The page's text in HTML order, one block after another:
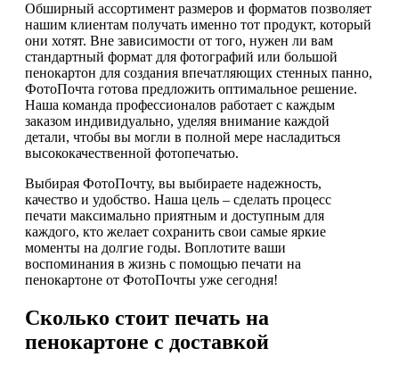
Обширный ассортимент размеров и форматов позволяет
нашим клиентам получать именно тот продукт, который
они хотят. Вне зависимости от того, нужен ли вам
стандартный формат для фотографий или большой
пенокартон для создания впечатляющих стенных панно,
ФотоПочта готова предложить оптимальное решение.
Наша команда профессионалов работает с каждым
заказом индивидуально, уделяя внимание каждой
детали, чтобы вы могли в полной мере насладиться
высококачественной фотопечатью.
Выбирая ФотоПочту, вы выбираете надежность,
качество и удобство. Наша цель – сделать процесс
печати максимально приятным и доступным для
каждого, кто желает сохранить свои самые яркие
моменты на долгие годы. Воплотите ваши
воспоминания в жизнь с помощью печати на
пенокартоне от ФотоПочты уже сегодня!
Сколько стоит печать на
пенокартоне с доставкой